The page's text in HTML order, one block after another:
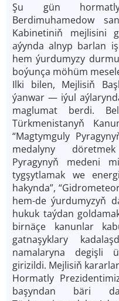
Şu gün
Berdimuhamedow
Kabinetiniň mejlisini
aýynda alnyp barlan
hem ýurdumyzy
boýunça möhüm
Ilki bilen, Mejlisiň
ýanwar — iýul
maglumat berdi.
Türkmenistanyň
“Magtymguly
medalyny
Pyragynyň medeni
tygşytlamak we
hakynda”,
hem-de ýurdumyzyň
hukuk taýdan
birnäçe kanunlar
gatnaşyklary
namalaryna degişli
girizildi. Mejlisiň
Hormatly
başyndan bäri